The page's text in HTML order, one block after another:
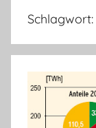
Schlagwort: